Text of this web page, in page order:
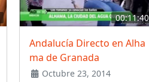
00:11:40
Andalucía Directo en Alha
ma de Granada
Octubre 23, 2014